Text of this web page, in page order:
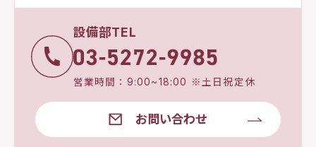
設備部TEL
営業時間：9:00~18:00 ※土日祝定休
お問い合わせ